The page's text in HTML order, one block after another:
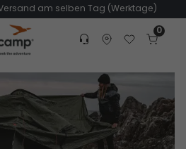
am selben Tag (Werktage)
Customer service
Find dealer
Favorites
Cart
0